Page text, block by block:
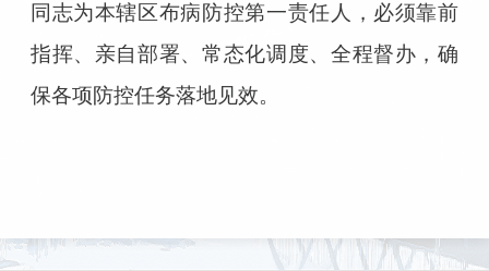
同志为本辖区布病防控第一责任人，必须靠前
指挥、亲自部署、常态化调度、全程督办，确
保各项防控任务落地见效。